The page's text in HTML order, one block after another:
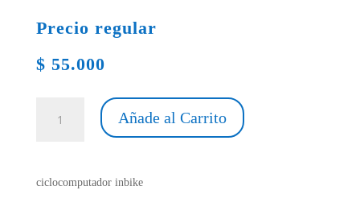
Precio regular
$ 55.000
ciclocomputador
inbike
Añade al Carrito
ciclocomputador inbike